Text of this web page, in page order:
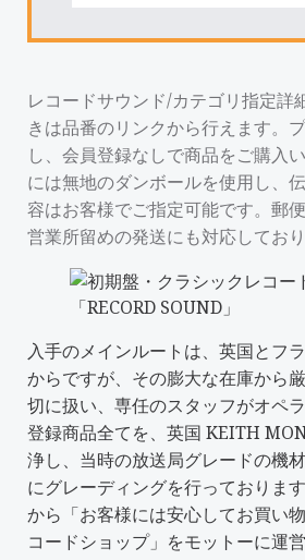
レコードサウンド/カテゴリ指定詳
きは品番のリンクから行えます。
し、会員登録なしで商品をご購入
には無地のダンボールを使用し、
容はお客様でご指定可能です。郵
営業所留めの発送にも対応しており
入手のメインルートは、英国とフ
からですが、その膨大な在庫から
切に扱い、専任のスタッフがオペ
登録商品全てを、英国 KEITH
浄し、当時の放送局グレードの機
にグレーディングを行っておりま
から「お客様には安心してお買い
コードショップ」をモットーに運